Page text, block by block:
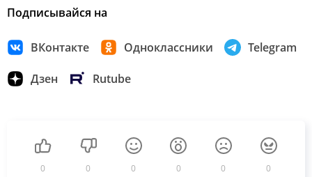
Подписывайся на
ВКонтакте Одноклассники Telegram
Дзен Rutube
0 0 0 0 0 0